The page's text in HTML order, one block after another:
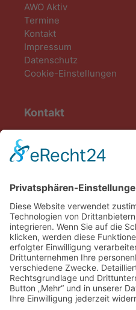
AWO Aktiv
Termine
Kontakt
Impressum
Datenschutz
Cookie-Einstellungen
Kontakt
Zimmerplatz 5
35452 Heuchelheim an
info@awo-heuchelheim-
zum Kontaktformular
Bankverbindung
Volksbank Heuchelheim
IBAN:
BIC: GENODE51HHE